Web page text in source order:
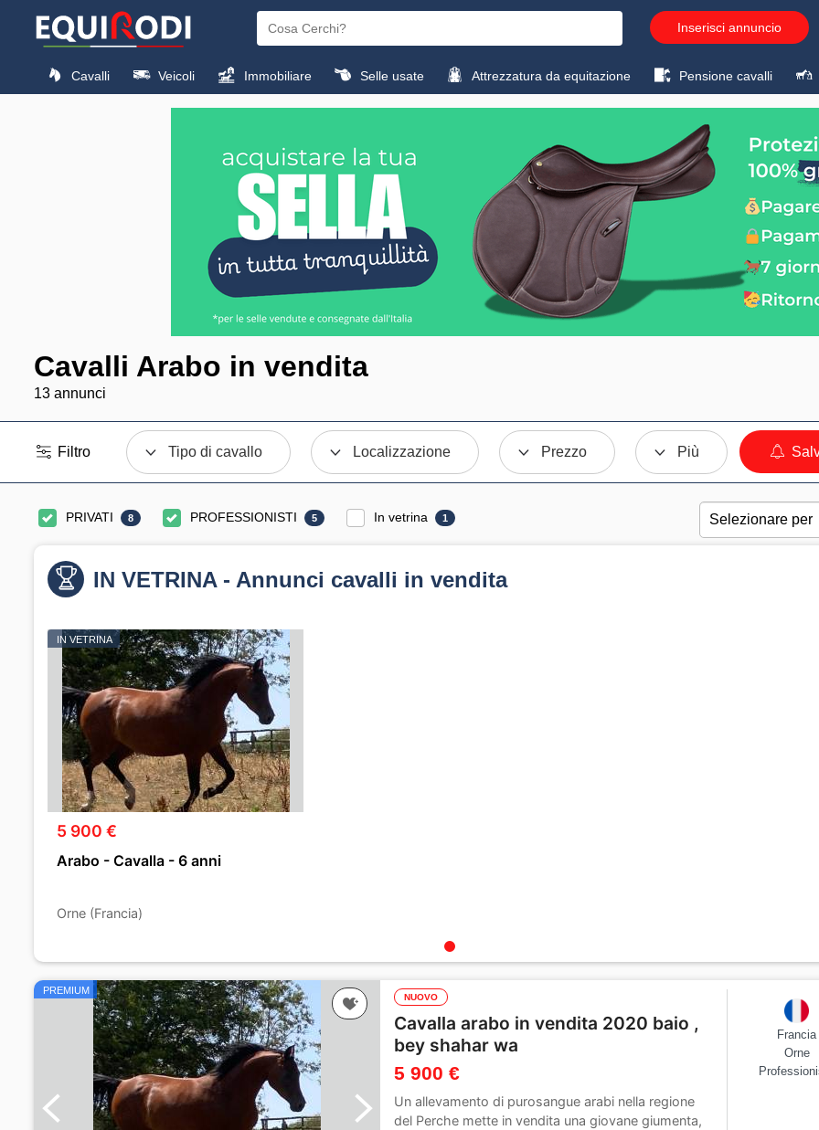
Inserisci annuncio
Cavalli Veicoli Immobiliare Selle usate Attrezzatura da equitazione Pensione cavalli
Cavalli Arabo in vendita
13 annunci
Filtro Tipo di cavallo Localizzazione Prezzo Più
PRIVATI 8 PROFESSIONISTI 5 In vetrina 1
IN VETRINA - Annunci cavalli in vendita
IN VETRINA
5 900 €
Arabo - Cavalla - 6 anni
Orne (Francia)
PREMIUM
NUOVO
Cavalla arabo in vendita 2020 baio ,
bey shahar wa
5 900 €
Un allevamento di purosangue arabi nella regione
del Perche mette in vendita una giovane giumenta,
Francia
Orne